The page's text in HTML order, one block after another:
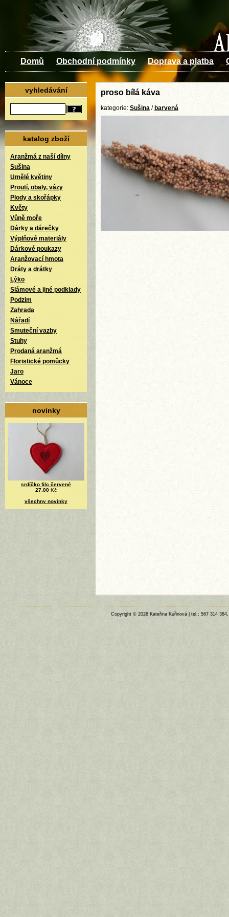
Domů Obchodní podmínky Doprava a platba
vyhledávání
katalog zboží
Aranžmá z naší dílny
Sušina
Umělé květiny
Proutí, obaly, vázy
Plody a skořápky
Květy
Vůně moře
Dárky a dárečky
Výplňové materiály
Dárkové poukazy
Aranžovací hmota
Dráty a drátky
Lýko
Slámové a jiné podklady
Podzim
Zahrada
Nářadí
Smuteční vazby
Stuhy
Prodaná aranžmá
Floristické pomůcky
Jaro
Vánoce
novinky
srdíčko filc červené
27.00 Kč
všechny novinky
proso bílá káva
kategorie: Sušina / barvená
Copyright © 2026 Kateřina Kuřinová | tel.: 567 314